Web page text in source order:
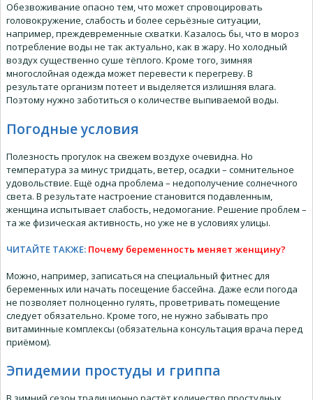
Обезвоживание опасно тем, что может спровоцировать
головокружение, слабость и более серьёзные ситуации,
например, преждевременные схватки. Казалось бы, что в мороз
потребление воды не так актуально, как в жару. Но холодный
воздух существенно суше тёплого. Кроме того, зимняя
многослойная одежда может перевести к перегреву. В
результате организм потеет и выделяется излишняя влага.
Поэтому нужно заботиться о количестве выпиваемой воды.
Погодные условия
Полезность прогулок на свежем воздухе очевидна. Но
температура за минус тридцать, ветер, осадки – сомнительное
удовольствие. Ещё одна проблема – недополучение солнечного
света. В результате настроение становится подавленным,
женщина испытывает слабость, недомогание. Решение проблем –
та же физическая активность, но уже не в условиях улицы.
ЧИТАЙТЕ ТАКЖЕ: Почему беременность меняет женщину?
Можно, например, записаться на специальный фитнес для
беременных или начать посещение бассейна. Даже если погода
не позволяет полноценно гулять, проветривать помещение
следует обязательно. Кроме того, не нужно забывать про
витаминные комплексы (обязательна консультация врача перед
приёмом).
Эпидемии простуды и гриппа